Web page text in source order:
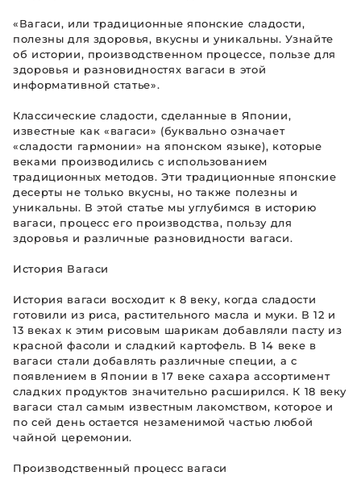
«Вагаси, или традиционные японские сладости,
полезны для здоровья, вкусны и уникальны. Узнайте
об истории, производственном процессе, пользе для
здоровья и разновидностях вагаси в этой
информативной статье».
Классические сладости, сделанные в Японии,
известные как «вагаси» (буквально означает
«сладости гармонии» на японском языке), которые
веками производились с использованием
традиционных методов. Эти традиционные японские
десерты не только вкусны, но также полезны и
уникальны. В этой статье мы углубимся в историю
вагаси, процесс его производства, пользу для
здоровья и различные разновидности вагаси.
История Вагаси
История вагаси восходит к 8 веку, когда сладости
готовили из риса, растительного масла и муки. В 12 и
13 веках к этим рисовым шарикам добавляли пасту из
красной фасоли и сладкий картофель. В 14 веке в
вагаси стали добавлять различные специи, а с
появлением в Японии в 17 веке сахара ассортимент
сладких продуктов значительно расширился. К 18 веку
вагаси стал самым известным лакомством, которое и
по сей день остается незаменимой частью любой
чайной церемонии.
Производственный процесс вагаси